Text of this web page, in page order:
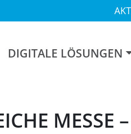
DIGITALE LÖSUNGEN
MESSE